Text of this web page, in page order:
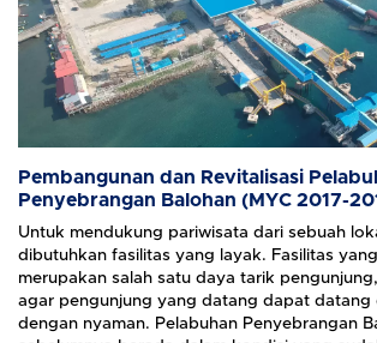
Pembangunan dan Revitalisasi
Penyebrangan Balohan (MYC 2017-
Untuk mendukung pariwisata dari sebuah
dibutuhkan fasilitas yang layak. Fasilitas
merupakan salah satu daya tarik
agar pengunjung yang datang dapat datang
dengan nyaman. Pelabuhan Penyebrangan